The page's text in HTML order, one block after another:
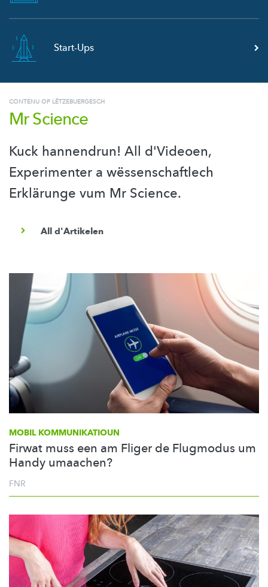
Start-Ups
CONTENU OP LËTZEBUERGESCH
Mr Science
Kuck hannendrun! All d'Videoen,
Experimenter a wëssenschaftlech
Erklärunge vum Mr Science.
All d'Artikelen
MOBIL KOMMUNIKATIOUN
Firwat muss een am Fliger de Flugmodus um
Handy umaachen?
FNR